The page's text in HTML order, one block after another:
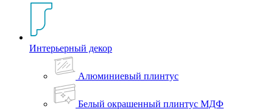
Интерьерный декор
Алюминиевый плинтус
Белый окрашенный плинтус МДФ